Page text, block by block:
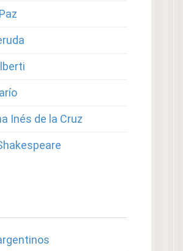
Inés de la Cruz